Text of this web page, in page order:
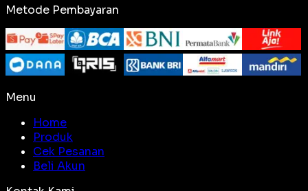
Metode Pembayaran
Menu
Home
Produk
Cek Pesanan
Beli Akun